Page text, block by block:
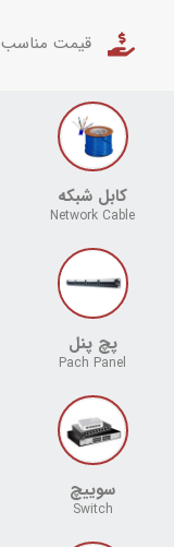
قیمت مناسب
کابل شبکه
Network Cable
پچ پنل
Pach Panel
سوییچ
Switch